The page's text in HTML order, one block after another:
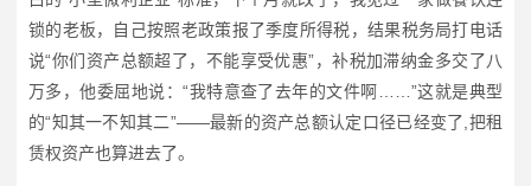
锁的老板，自己按照老政策报了季度所得税，结果税务局打电话
说“你们资产总额超了，不能享受优惠”，补税加滞纳金多交了八
万多，他委屈地说：“我特意查了去年的文件啊……”这就是典型
的“知其一不知其二”——最新的资产总额认定口径已经变了,把租
赁权资产也算进去了。